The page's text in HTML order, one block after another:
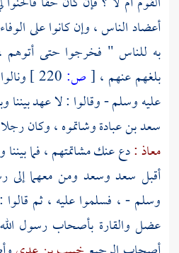
أعضاد الناس ، وإن كانوا على
به للناس " فخرجوا حتى
بلغهم عنهم ، [ص:
عليه وسلم - وقالوا : لا عهد بيننا
سعد بن عبادةوشاتموه ، وكان
معاذ :دع عنك مشاتمتهم ، فما بيننا
أقبل سعد وسعد ومن معهما إلى
وسلم - ، فسلموا عليه ، ثم
عضل والقارة بأصحاب رسول